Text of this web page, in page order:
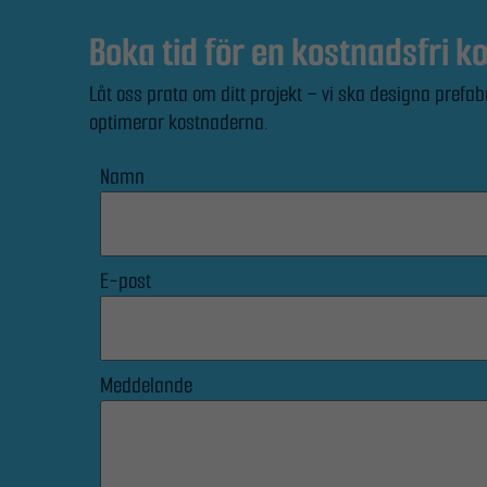
Boka tid för en kostnadsfri
Låt oss prata om ditt projekt – vi ska designa
optimerar kostnaderna.
Namn
E-post
Meddelande